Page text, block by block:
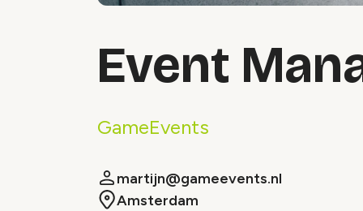
Event
GameEvents
martijn@gameevents.nl
Amsterdam